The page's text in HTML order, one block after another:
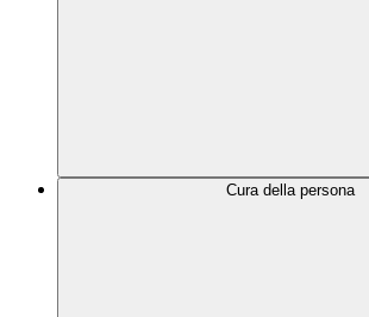
Cura della persona